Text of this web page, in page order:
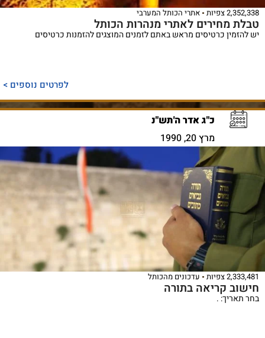
2,352,338 צפיות אתרי הכותל המערבי
טבלת מחירים לאתרי מנהרות הכותל
יש להזמין כרטיסים מראש באתם לזמנים המוצגים להזמנות כרטיסים
לפרטים נוספים >
כ"ג אדר ה'תש"נ
מרץ 20, 1990
2,333,481 צפיות עדכונים מהכותל
חישוב קריאה בתורה
בחר תאריך: .